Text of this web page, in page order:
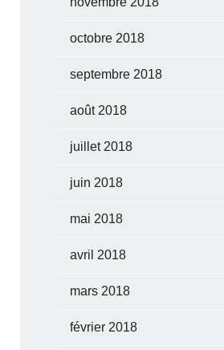
octobre 2018
septembre 2018
août 2018
juillet 2018
juin 2018
mai 2018
avril 2018
mars 2018
février 2018